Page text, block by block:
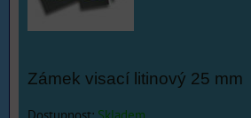
Zámek visací litinový 25 mm